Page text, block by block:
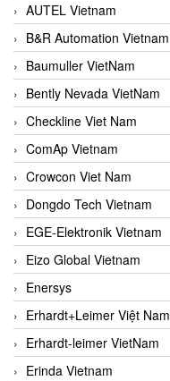
AUTEL Vietnam
B&R Automation Vietnam
Baumuller VietNam
Bently Nevada VietNam
Checkline Viet Nam
ComAp Vietnam
Crowcon Viet Nam
Dongdo Tech Vietnam
EGE-Elektronik Vietnam
Eizo Global Vietnam
Enersys
Erhardt+Leimer Việt Nam
Erhardt-leimer VietNam
Erinda Vietnam